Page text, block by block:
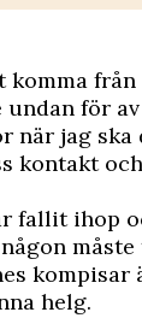
komma från
för
när jag ska
kontakt
fallit ihop
måste
kompisar
helg.